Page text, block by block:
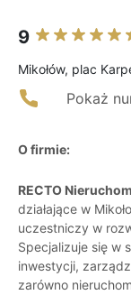
9
Mikołów, plac
Pokaż
O firmie:
RECTO
działające w
uczestniczy w
Specjalizuje się w
inwestycji,
zarówno